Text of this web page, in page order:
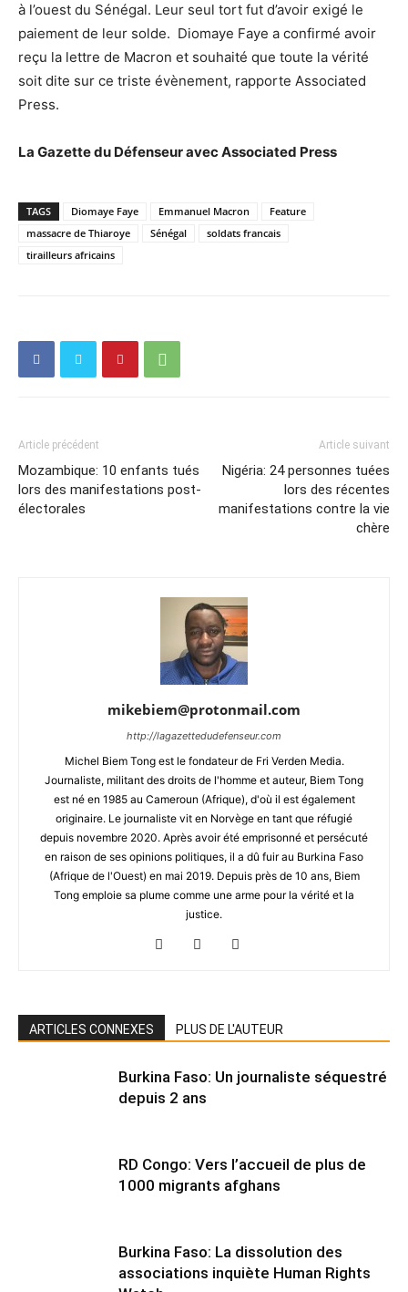
à l’ouest du Sénégal. Leur seul tort fut d’avoir exigé le
paiement de leur solde. Diomaye Faye a confirmé avoir
reçu la lettre de Macron et souhaité que toute la vérité
soit dite sur ce triste évènement, rapporte Associated
Press.
La Gazette du Défenseur avec Associated Press
TAGS Diomaye Faye Emmanuel Macron
Feature
massacre de Thiaroye
Sénégal
soldats francais
tirailleurs africains
Article précédent
Mozambique: 10 enfants tués
lors des manifestations post-
électorales
Article suivant
Nigéria: 24 personnes tuées
lors des récentes
manifestations contre la vie
chère
mikebiem@protonmail.com
http://lagazettedudefenseur.com
Michel Biem Tong est le fondateur de Fri Verden Media.
Journaliste, militant des droits de l'homme et auteur, Biem Tong
est né en 1985 au Cameroun (Afrique), d'où il est également
originaire. Le journaliste vit en Norvège en tant que réfugié
depuis novembre 2020. Après avoir été emprisonné et persécuté
en raison de ses opinions politiques, il a dû fuir au Burkina Faso
(Afrique de l'Ouest) en mai 2019. Depuis près de 10 ans, Biem
Tong emploie sa plume comme une arme pour la vérité et la
justice.
ARTICLES CONNEXES PLUS DE L'AUTEUR
Burkina Faso: Un journaliste séquestré
depuis 2 ans
RD Congo: Vers l’accueil de plus de
1000 migrants afghans
Burkina Faso: La dissolution des
associations inquiète Human Rights